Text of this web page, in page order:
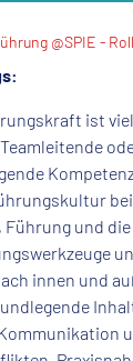
@SPIE -
ist
und
innen und